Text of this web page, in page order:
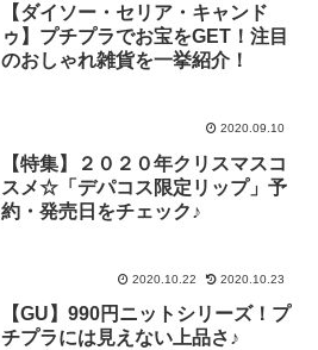
【ダイソー・セリア・キャンド
ゥ】プチプラでお宝をGET！注目
のおしゃれ雑貨を一挙紹介！
2020.09.10
【特集】２０２０年クリスマスコ
スメ☆「デパコス限定リップ」予
約・発売日をチェック♪
2020.10.22 2020.10.23
【GU】990円ニットシリーズ！プ
チプラには見えない上品さ♪